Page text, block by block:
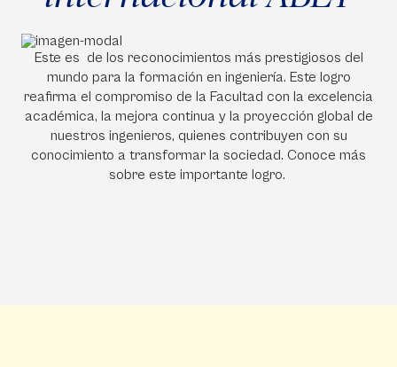
Este es de los reconocimientos más prestigiosos del
mundo para la formación en ingeniería. Este logro
reafirma el compromiso de la Facultad con la excelencia
académica, la mejora continua y la proyección global de
nuestros ingenieros, quienes contribuyen con su
conocimiento a transformar la sociedad. Conoce más
sobre este importante logro.